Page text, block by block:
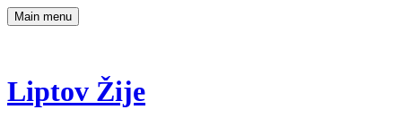
Main menu
Liptov Žije